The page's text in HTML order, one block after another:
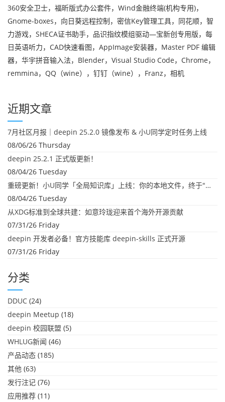
360安全卫士，福昕版式办公套件，Wind金融终端(机构专用)，
Gnome-boxes，向日葵远程控制，密信Key管理工具，同花顺，智
力游戏，SHECA证书助手，品识指纹模组驱动—宝新创专用版，每
日英语听力，CAD快速看图，AppImage安装器，Master PDF 编辑
器，华宇拼音输入法，Blender，Visual Studio Code，Chrome，
remmina，QQ（wine），钉钉（wine），Franz，相机
近期文章
7月社区月报｜deepin 25.2.0 镜像发布 & 小U同学定时任务上线
08/06/26 Thursday
deepin 25.2.1 正式版更新！
08/04/26 Tuesday
重磅更新！小U同学「全局知识库」上线：你的本地文件，终于"活"起来了
08/04/26 Tuesday
从XDG标准到全球共建：如意玲珑迎来首个海外开源贡献
07/31/26 Friday
deepin 开发者必备！官方技能库 deepin-skills 正式开源
07/31/26 Friday
分类
DDUC (24)
deepin Meetup (18)
deepin 校园联盟 (5)
WHLUG新闻 (46)
产品动态 (185)
其他 (63)
发行注记 (76)
应用推荐 (11)